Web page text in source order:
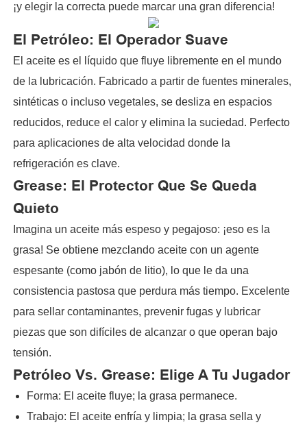
¡y elegir la correcta puede marcar una gran diferencia!
El Petróleo: El Operador Suave
El aceite es el líquido que fluye libremente en el mundo
de la lubricación. Fabricado a partir de fuentes minerales,
sintéticas o incluso vegetales, se desliza en espacios
reducidos, reduce el calor y elimina la suciedad. Perfecto
para aplicaciones de alta velocidad donde la
refrigeración es clave.
Grease: El Protector Que Se Queda
Quieto
Imagina un aceite más espeso y pegajoso: ¡eso es la
grasa! Se obtiene mezclando aceite con un agente
espesante (como jabón de litio), lo que le da una
consistencia pastosa que perdura más tiempo. Excelente
para sellar contaminantes, prevenir fugas y lubricar
piezas que son difíciles de alcanzar o que operan bajo
tensión.
Petróleo Vs. Grease: Elige A Tu Jugador
Forma: El aceite fluye; la grasa permanece.
Trabajo: El aceite enfría y limpia; la grasa sella y